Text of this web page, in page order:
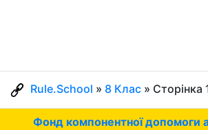
Rule.School » 8 Клас » Сторінка
Фонд компонентної допомоги